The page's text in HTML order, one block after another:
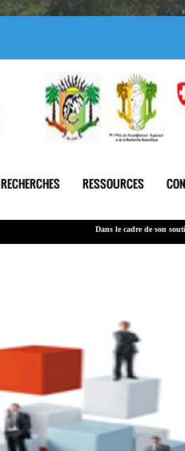
RECHERCHES RESSOURCES
Dans le cadre de son soutienaux
Le montant global alloué à cet